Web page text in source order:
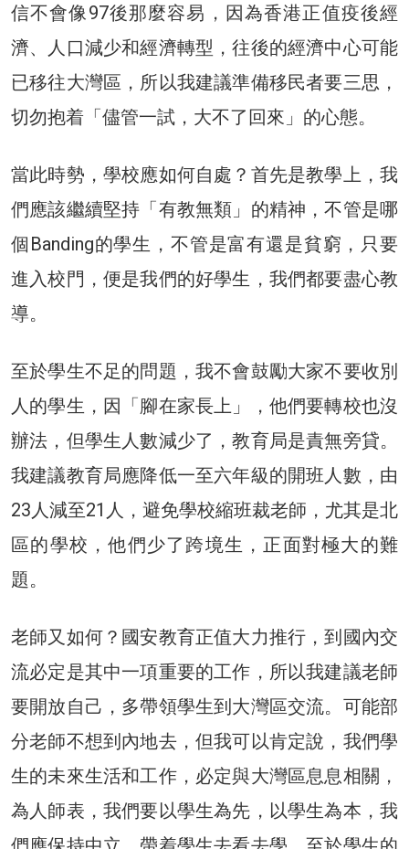
信不會像97後那麼容易，因為香港正值疫後經
濟、人口減少和經濟轉型，往後的經濟中心可能
已移往大灣區，所以我建議準備移民者要三思，
切勿抱着「儘管一試，大不了回來」的心態。
當此時勢，學校應如何自處？首先是教學上，我
們應該繼續堅持「有教無類」的精神，不管是哪
個Banding的學生，不管是富有還是貧窮，只要
進入校門，便是我們的好學生，我們都要盡心教
導。
至於學生不足的問題，我不會鼓勵大家不要收別
人的學生，因「腳在家長上」，他們要轉校也沒
辦法，但學生人數減少了，教育局是責無旁貸。
我建議教育局應降低一至六年級的開班人數，由
23人減至21人，避免學校縮班裁老師，尤其是北
區的學校，他們少了跨境生，正面對極大的難
題。
老師又如何？國安教育正值大力推行，到國內交
流必定是其中一項重要的工作，所以我建議老師
要開放自己，多帶領學生到大灣區交流。可能部
分老師不想到內地去，但我可以肯定說，我們學
生的未來生活和工作，必定與大灣區息息相關，
為人師表，我們要以學生為先，以學生為本，我